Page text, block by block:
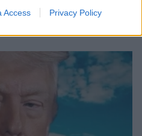
Access Privacy Policy
ιδιοκτήτης του beach
η τραγωδία